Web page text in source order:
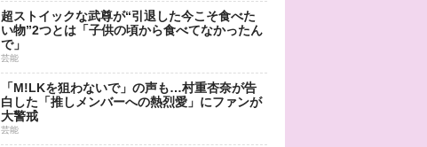
超ストイックな武尊が“引退した今こそ食べた
い物”2つとは「子供の頃から食べてなかったん
で」
芸能
「M!LKを狙わないで」の声も…村重杏奈が告
白した「推しメンバーへの熱烈愛」にファンが
大警戒
芸能